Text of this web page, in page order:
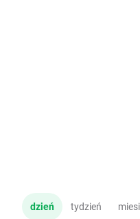
dzień tydzień